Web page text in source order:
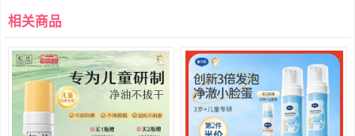
相关商品